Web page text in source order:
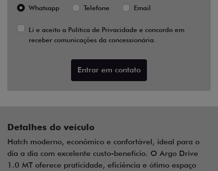
Whatsapp
Telefone Email
Li e aceito a Política de Privacidade e concordo em
receber comunicações da concessionária.
Entrar em contato
Detalhes do veículo
Hatch moderno, econômico e confortável, ideal para o
dia a dia com excelente custo-benefício. O Argo Drive
1.0 MT oferece praticidade, eficiência e ótimo espaço